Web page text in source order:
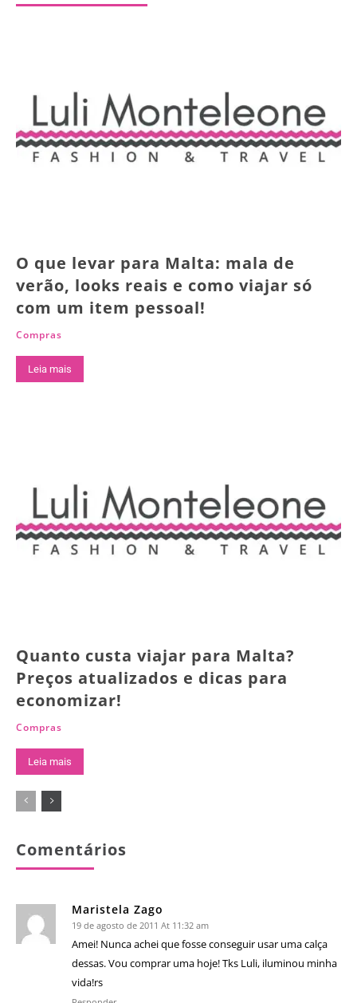
O que levar para Malta: mala de
verão, looks reais e como viajar só
com um item pessoal!
Compras
Leia mais
Quanto custa viajar para Malta?
Preços atualizados e dicas para
economizar!
Compras
Leia mais
Comentários
Maristela Zago
19 de agosto de 2011 At 11:32 am
Amei! Nunca achei que fosse conseguir usar uma calça
dessas. Vou comprar uma hoje! Tks Luli, iluminou minha
vida!rs